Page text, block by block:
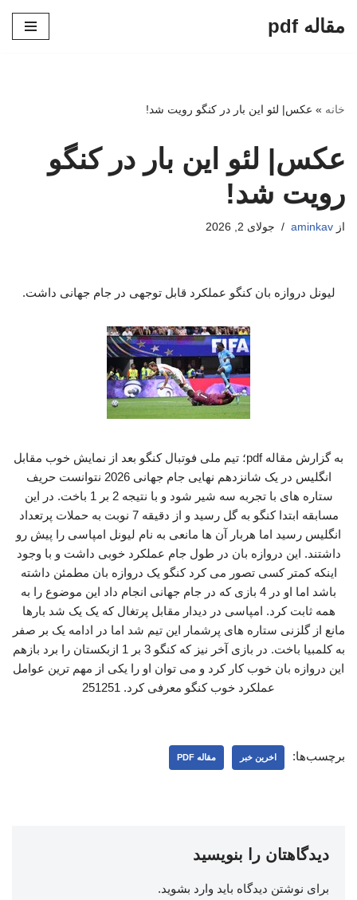
مقاله pdf
خانه » عکس| لئو این بار در کنگو رویت شد!
عکس| لئو این بار در کنگو
رویت شد!
از aminkav جولای 2, 2026
لیونل دروازه بان کنگو عملکرد قابل توجهی در جام جهانی داشت.
به گزارش مقاله pdf؛ تیم ملی فوتبال کنگو بعد از نمایش خوب مقابل
انگلیس در یک شانزدهم نهایی جام جهانی 2026 نتوانست حریف
ستاره های با تجربه سه شیر شود و با نتیجه 2 بر 1 باخت. در این
مسابقه ابتدا کنگو به گل رسید و از دقیقه 7 نوبت به حملات پرتعداد
انگلیس رسید اما هربار آن ها مانعی به نام لیونل امپاسی را پیش رو
داشتند. این دروازه بان در طول جام عملکرد خوبی داشت و با وجود
اینکه کمتر کسی تصور می کرد کنگو یک دروازه بان مطمئن داشته
باشد اما او در 4 بازی که در جام جهانی انجام داد این موضوع را به
همه ثابت کرد. امپاسی در دیدار مقابل پرتغال که یک یک شد بارها
مانع از گلزنی ستاره های پرشمار این تیم شد اما در ادامه یک بر صفر
به کلمبیا باخت. در بازی آخر نیز که کنگو 3 بر 1 ازبکستان را برد بازهم
این دروازه بان خوب کار کرد و می توان او را یکی از مهم ترین عوامل
عملکرد خوب کنگو معرفی کرد. 251251
برچسب‌ها: اخرین خبر مقاله PDF
دیدگاهتان را بنویسید
برای نوشتن دیدگاه باید وارد بشوید.